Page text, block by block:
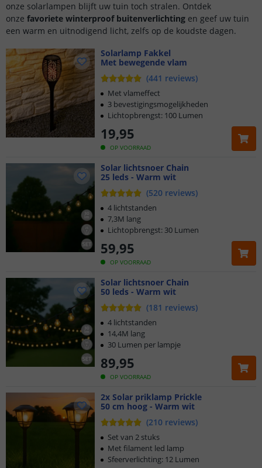
onze solarlampen blijft uw tuin toch stralen. Ontdek
onze favoriete winterproof buitenverlichting en geef uw tuin
een warm en uitnodigend licht, zelfs op de koudste dagen.
Solarlamp Fakkel
Met bewegende vlam
(441 reviews)
OP VOORRAAD
19,95
Met vlameffect
3 bevestigingsmogelijkheden
Lichtopbrengst: 100 Lumen
Solar lichtsnoer Chain
25 leds - Warm wit
(520 reviews)
OP VOORRAAD
59,95
4 lichtstanden
7,3M lang
Lichtopbrengst: 30 Lumen
Solar lichtsnoer Chain
50 leds - Warm wit
(181 reviews)
OP VOORRAAD
89,95
4 lichtstanden
14,4M lang
30 Lumen per lampje
2x Solar priklamp Prickle
50 cm hoog - Warm wit
(210 reviews)
Set van 2 stuks
Met filament led lamp
Sfeerverlichting: 12 Lumen